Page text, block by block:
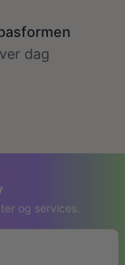
dag
og services.